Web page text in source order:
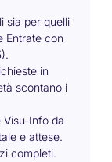
sia per quelli
Entrate con
in
scontano i
Visu-Info da
e attese.
completi.